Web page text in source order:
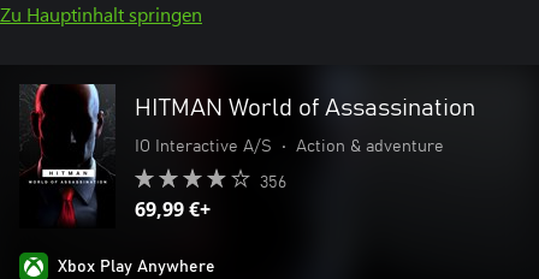
Zu Hauptinhalt springen
HITMAN World of Assassination
IO Interactive A/S • Action & adventure
356
69,99 €+
Xbox Play Anywhere